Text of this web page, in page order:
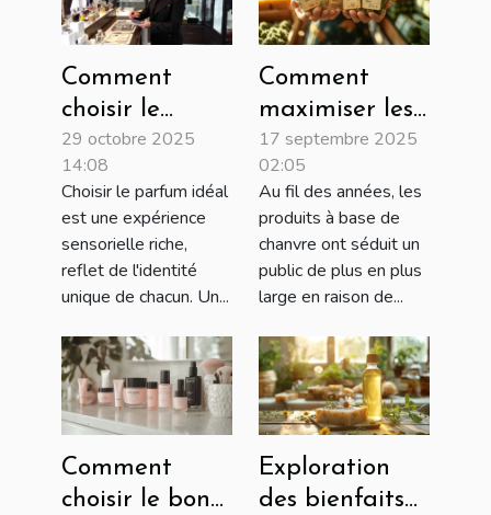
Comment
choisir le
parfum qui
complète votre
personnalité?
29 octobre 2025
14:08
Choisir le parfum idéal
est une expérience
sensorielle riche,
reflet de l'identité
unique de chacun. Un...
Comment
maximiser les
économies sur
les achats de
produits à
base de
chanvre ?
17 septembre 2025
02:05
Au fil des années, les
produits à base de
chanvre ont séduit un
public de plus en plus
large en raison de...
Comment
choisir le bon
Exploration
des bienfaits